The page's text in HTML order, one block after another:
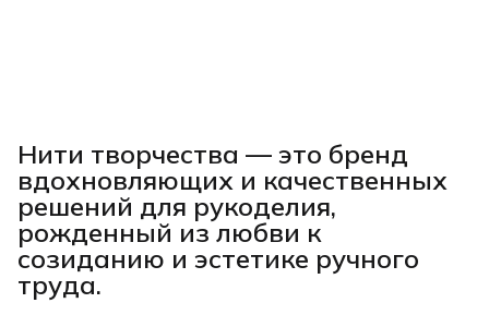
Нити творчества — это бренд
вдохновляющих и качественных
решений для рукоделия,
рожденный из любви к
созиданию и эстетике ручного
труда.